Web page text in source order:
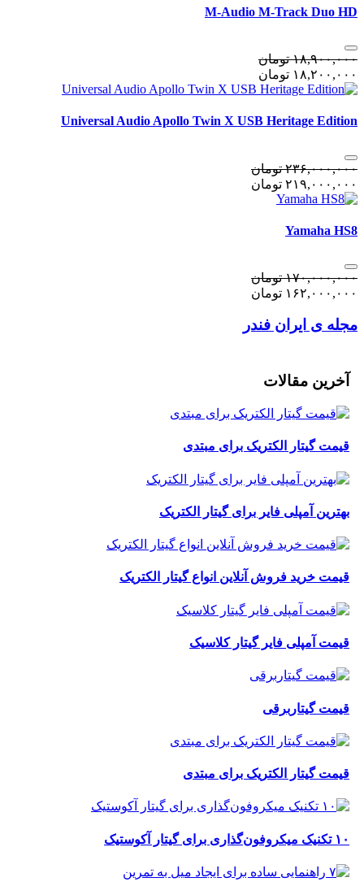
M-Audio M-Track Duo HD
١٨,٩٠٠,٠٠٠تومان
١٨,٢٠٠,٠٠٠ تومان
Universal Audio Apollo Twin X USB Heritage Edition
٢٣۶,٠٠٠,٠٠٠
تومان
٢١٩,٠٠٠,٠٠٠ تومان
Yamaha HS8
١٧٠,٠٠٠,٠٠٠تومان
١۶٢,٠٠٠,٠٠٠
تومان
مجله ی ایران فندر
آخرین مقالات
قیمت گیتار الکتریک برای مبتدی
بهترین آمپلی فایر برای گیتار الکتریک
قیمت خرید فروش آنلاین انواع گیتار الکتریک
قیمت آمپلی فایر گیتار کلاسیک
قیمت گیتاربرقی
قیمت گیتار الکتریک برای مبتدی
۱۰ تکنیک میکروفون‌گذاری برای گیتار آکوستیک